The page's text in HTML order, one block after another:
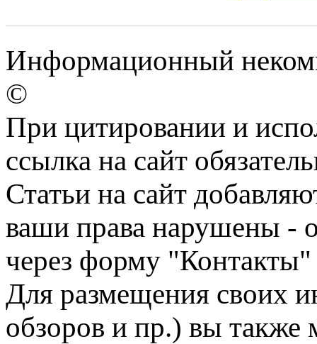
Информационный
©
При цитировании и
ссылка на сайт
Статьи на сайт
ваши права нарушены -
через форму "Контакты"
Для размещения своих
обзоров и пр.) вы также